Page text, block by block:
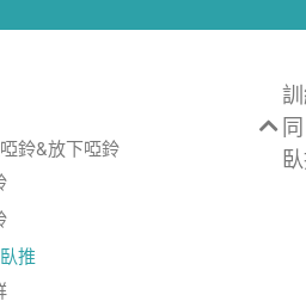
鈴&放下啞鈴
推